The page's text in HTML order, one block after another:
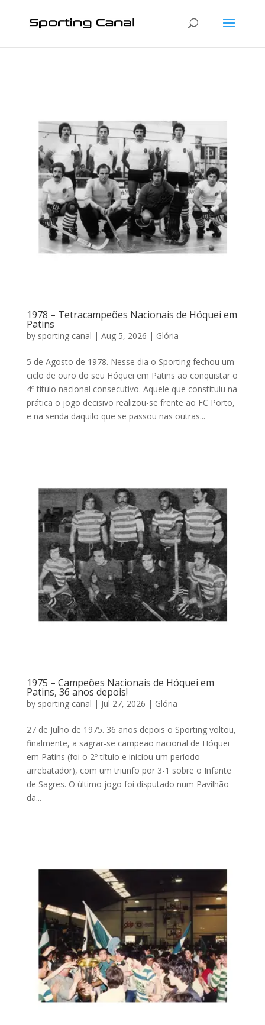
1978 – Tetracampeões Nacionais de Hóquei em
Patins
by sporting canal | Aug 5, 2026 | Glória
5 de Agosto de 1978. Nesse dia o Sporting fechou um
ciclo de ouro do seu Hóquei em Patins ao conquistar o
4º título nacional consecutivo. Aquele que constituiu na
prática o jogo decisivo realizou-se frente ao FC Porto,
e na senda daquilo que se passou nas outras...
1975 – Campeões Nacionais de Hóquei em
Patins, 36 anos depois!
by sporting canal | Jul 27, 2026 | Glória
27 de Julho de 1975. 36 anos depois o Sporting voltou,
finalmente, a sagrar-se campeão nacional de Hóquei
em Patins (foi o 2º título e iniciou um período
arrebatador), com um triunfo por 3-1 sobre o Infante
de Sagres. O último jogo foi disputado num Pavilhão
da...